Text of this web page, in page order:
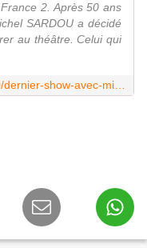
2. Après 50 ans
SARDOU a décidé
au théâtre. Celui qui